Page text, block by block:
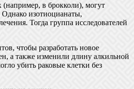
(например, в брокколи), могут
изотиоцианаты,
Тогда группа исследователей
чтобы разработать новое
а также изменили длину алкильной
убить раковые клетки без